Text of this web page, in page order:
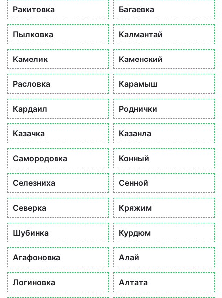
Ракитовка Багаевка
Пылковка Калмантай
Камелик Каменский
Расловка Карамыш
Кардаил Роднички
Казачка Казанла
Самородовка Конный
Селезниха Сенной
Северка Кряжим
Шубинка Курдюм
Агафоновка Алай
Логиновка Алтата